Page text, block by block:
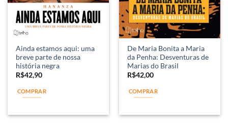
Ainda estamos aqui: uma
breve parte de nossa
história negra
R$42,90
COMPRAR
De Maria Bonita a Maria
da Penha: Desventuras de
Marias do Brasil
R$42,00
COMPRAR